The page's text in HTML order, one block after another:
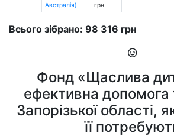
Австралія)
грн
Всього зібрано: 98 316 грн
Фонд «Щаслива
ефективна допомога
Запорізької області,
її